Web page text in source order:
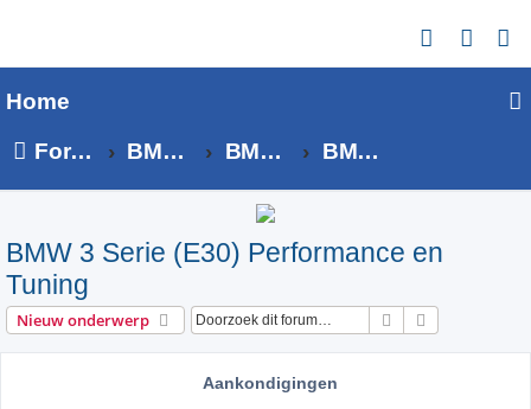
o
Home
Forumoverzicht
BMW 3 Serie BMW 3 Serie - E30 forum BMW 3 Serie (E30) Performance en Tuning
BMW 3 Serie (E30) Performance en
Tuning
Nieuw onderwerp Zoek
Aankondigingen